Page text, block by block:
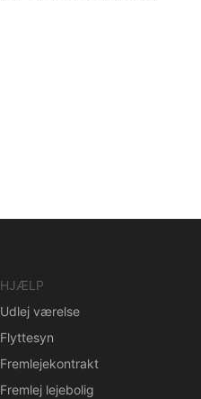
HJÆLP
Udlej værelse
Flyttesyn
Fremlejekontrakt
Fremlej lejebolig